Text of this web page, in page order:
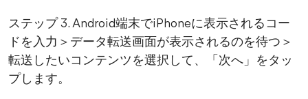
ステップ 3. Android端末でiPhoneに表示されるコー
ドを入力＞データ転送画面が表示されるのを待つ＞
転送したいコンテンツを選択して、「次へ」をタッ
プします。